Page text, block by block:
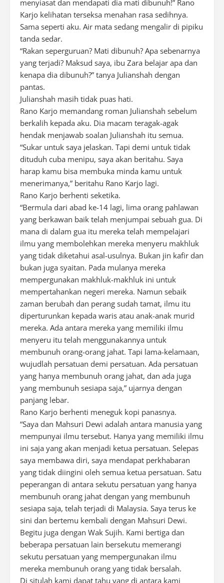
menyiasat dan mendapati dia mati dibunuh!” Rano
Karjo kelihatan terseksa menahan rasa sedihnya.
Sama seperti aku. Air mata sedang mengalir di pipiku
tanda sedar.
“Rakan seperguruan? Mati dibunuh? Apa sebenarnya
yang terjadi? Maksud saya, ibu Zara belajar apa dan
kenapa dia dibunuh?” tanya Julianshah dengan
pantas.
Julianshah masih tidak puas hati.
Rano Karjo memandang roman Julianshah sebelum
berkalih kepada aku. Dia macam teragak-agak
hendak menjawab soalan Julianshah itu semua.
“Sukar untuk saya jelaskan. Tapi demi untuk tidak
dituduh cuba menipu, saya akan beritahu. Saya
harap kamu bisa membuka minda kamu untuk
menerimanya,” beritahu Rano Karjo lagi.
Rano Karjo berhenti seketika.
“Bermula dari abad ke-14 lagi, lima orang pahlawan
yang berkawan baik telah menjumpai sebuah gua. Di
mana di dalam gua itu mereka telah mempelajari
ilmu yang membolehkan mereka menyeru makhluk
yang tidak diketahui asal-usulnya. Bukan jin kafir dan
bukan juga syaitan. Pada mulanya mereka
mempergunakan makhluk-makhluk ini untuk
mempertahankan negeri mereka. Namun sebaik
zaman berubah dan perang sudah tamat, ilmu itu
diperturunkan kepada waris atau anak-anak murid
mereka. Ada antara mereka yang memiliki ilmu
menyeru itu telah menggunakannya untuk
membunuh orang-orang jahat. Tapi lama-kelamaan,
wujudlah persatuan demi persatuan. Ada persatuan
yang hanya membunuh orang jahat, dan ada juga
yang membunuh sesiapa saja,” ujarnya dengan
panjang lebar.
Rano Karjo berhenti meneguk kopi panasnya.
“Saya dan Mahsuri Dewi adalah antara manusia yang
mempunyai ilmu tersebut. Hanya yang memiliki ilmu
ini saja yang akan menjadi ketua persatuan. Selepas
saya membawa diri, saya mendapat perkhabaran
yang tidak diingini oleh semua ketua persatuan. Satu
peperangan di antara sekutu persatuan yang hanya
membunuh orang jahat dengan yang membunuh
sesiapa saja, telah terjadi di Malaysia. Saya terus ke
sini dan bertemu kembali dengan Mahsuri Dewi.
Begitu juga dengan Wak Sujih. Kami bertiga dan
beberapa persatuan lain bersekutu memerangi
sekutu persatuan yang mempergunakan ilmu
mereka membunuh orang yang tidak bersalah.
Di situlah kami dapat tahu yang di antara kami